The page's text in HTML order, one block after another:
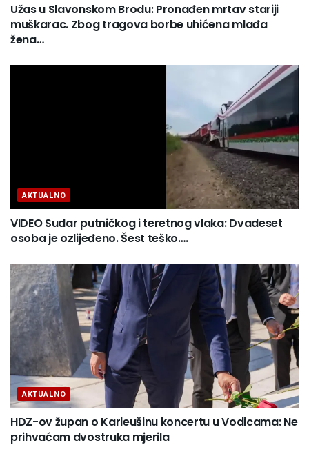
Užas u Slavonskom Brodu: Pronađen mrtav stariji
muškarac. Zbog tragova borbe uhićena mlađa
žena…
AKTUALNO
VIDEO Sudar putničkog i teretnog vlaka: Dvadeset
osoba je ozlijeđeno. Šest teško….
AKTUALNO
HDZ-ov župan o Karleušinu koncertu u Vodicama: Ne
prihvaćam dvostruka mjerila